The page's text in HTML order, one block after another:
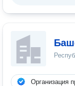
Организация